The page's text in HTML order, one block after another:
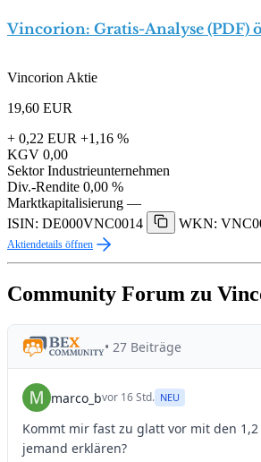
Vincorion: Gratis-Analyse (PDF)
Vincorion Aktie
19,60 EUR
+ 0,22 EUR +1,16 %
KGV 0,00
Sektor Industrieunternehmen
Div.-Rendite 0,00 %
Marktkapitalisierung —
ISIN: DE000VNC0014
WKN:
Aktiendetails öffnen
Community Forum zu